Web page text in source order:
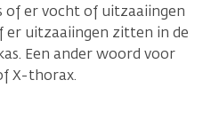
er vocht of uitzaaiingen
er uitzaaiingen zitten in de
Een ander woord voor
X-thorax.